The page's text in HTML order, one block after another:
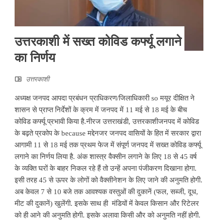
उत्तरकाशी में सख्त कोविड कर्फ्यू लगाने
का निर्णय
उत्तरकाशी
अध्यक्ष जनपद आपदा प्रबंधन प्राधिकरण/जिलाधिकारी so मयूर दीक्षित ने
शासन से प्राप्त निर्देशों के क्रम में जनपद में 11 मई से 18 मई के बीच
कोविड कर्फ्यू प्रभावी किया है.नीरज उत्तराखंडी, उत्तरकाशीजनपद में कोविड
के बढ़ते प्रकोप के because मद्देनजर जनपद वासियों के हित में सरकार द्वारा
आगामी 11 से 18 मई तक प्रथम फेज में संपूर्ण जनपद में सख्त कोविड कर्फ्यू
लगाने का निर्णय लिया है. अंक शास्त्र वैक्सीन लगाने के लिए 18 से 45 वर्ष
के व्यक्ति घरों के बाहर निकल रहे हैं तो उन्हें अपना पंजीकरण दिखाना होगा.
इसी तरह 45 से ऊपर के लोगों को वैक्सीनेशन के लिए जाने की अनुमति होगी.
अब केवल 7 से 10 बजे तक आवश्यक वस्तुओं की दुकानें (फल, सब्जी, दूध,
मीट की दुकानें) खुलेंगी. इसके साथ ही मंडियों में केवल किसान और रिटेलर
को ही आने की अनुमति होगी. इसके अलावा किसी और को अनुमति नहीं होगी.